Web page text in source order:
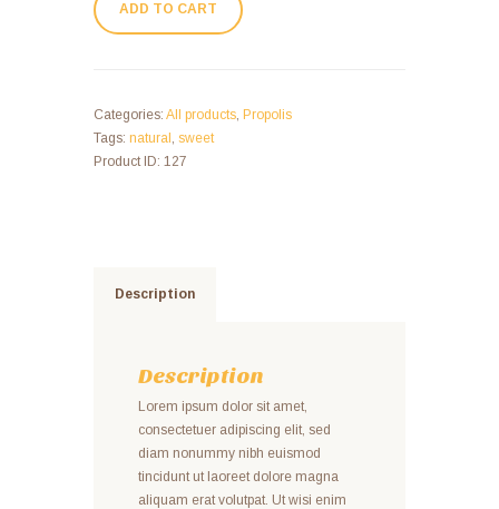
ADD TO CART
Categories: All products, Propolis
Tags: natural, sweet
Product ID: 127
Description
Description
Lorem ipsum dolor sit amet,
consectetuer adipiscing elit, sed
diam nonummy nibh euismod
tincidunt ut laoreet dolore magna
aliquam erat volutpat. Ut wisi enim